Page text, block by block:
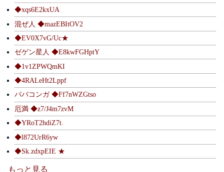
◆xqs6E2kxUA
混ぜ人 ◆mazEBItOV2
◆EV0X7vG/Uc★
ゼゲン星人 ◆E8kwFGHptY
◆1v1ZPWQmKI
◆4RALeHt2Lppf
ババコンガ ◆Ff7nWZGtso
厄満 ◆z7/J4m7zvM
◆YRoT2hdiZ7t.
◆l872UrR6yw
◆Sk.zdxpEIE ★
もっと見る